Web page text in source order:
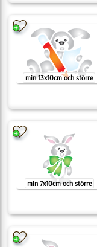
min 13x10cm och större
min 7x10cm och större